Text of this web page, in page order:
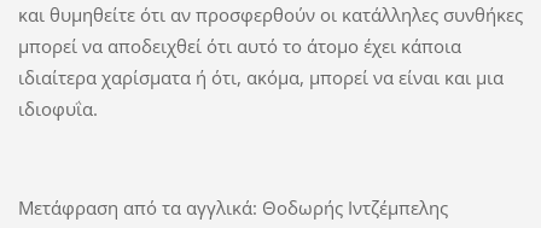
και θυμηθείτε ότι αν προσφερθούν οι κατάλληλες συνθήκες
μπορεί να αποδειχθεί ότι αυτό το άτομο έχει κάποια
ιδιαίτερα χαρίσματα ή ότι, ακόμα, μπορεί να είναι και μια
ιδιοφυΐα.
Μετάφραση από τα αγγλικά: Θοδωρής Ιντζέμπελης